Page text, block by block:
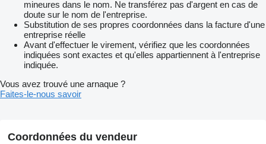
mineures dans le nom. Ne transférez pas d'argent en cas de
doute sur le nom de l'entreprise.
Substitution de ses propres coordonnées dans la facture d'une
entreprise réelle
Avant d'effectuer le virement, vérifiez que les coordonnées
indiquées sont exactes et qu'elles appartiennent à l'entreprise
indiquée.
Vous avez trouvé une arnaque ?
Faites-le-nous savoir
Coordonnées du vendeur